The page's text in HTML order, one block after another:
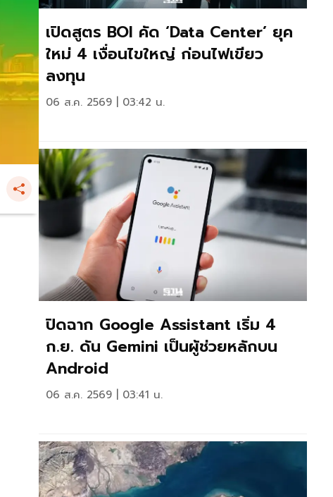
เปิดสูตร BOI คัด ‘Data Center’ ยุค
ใหม่ 4 เงื่อนไขใหญ่ ก่อนไฟเขียว
ลงทุน
06 ส.ค. 2569 | 03:42 น.
ปิดฉาก Google Assistant เริ่ม 4
ก.ย. ดัน Gemini เป็นผู้ช่วยหลักบน
Android
06 ส.ค. 2569 | 03:41 น.